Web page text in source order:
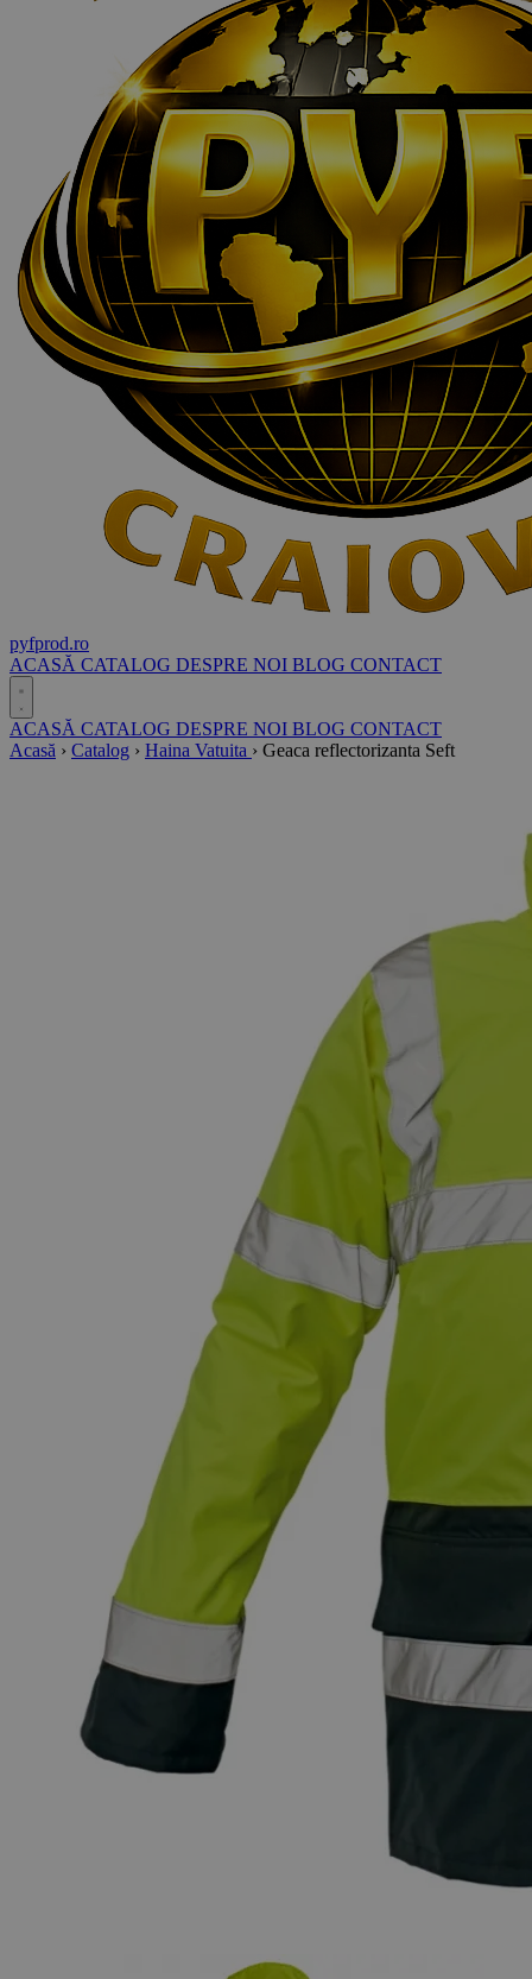
pyfprod.ro
ACASĂ CATALOG DESPRE NOI BLOG CONTACT
ACASĂ CATALOG DESPRE NOI BLOG CONTACT
Acasă › Catalog › Haina Vatuita › Geaca reflectorizanta Seft